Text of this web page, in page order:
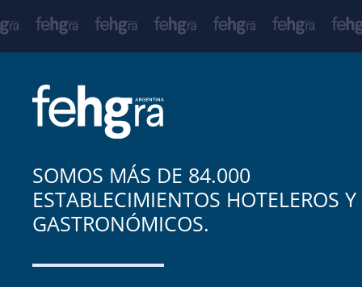
SOMOS MÁS DE 84.000
ESTABLECIMIENTOS HOTELEROS Y
GASTRONÓMICOS.